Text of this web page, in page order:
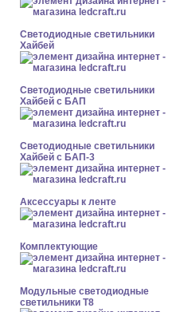
Светодиодные светильники
Хайбей
Светодиодные светильники
Хайбей с БАП
Светодиодные светильники
Хайбей с БАП-3
Аксессуары к ленте
Комплектующие
Модульные светодиодные
светильники Т8